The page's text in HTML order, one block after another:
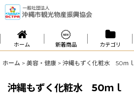
ホーム 新着商品 カテゴリ
ホーム > 美容・健康 > 沖縄もずく化粧水 50ｍｌ
沖縄もずく化粧水 50ｍｌ